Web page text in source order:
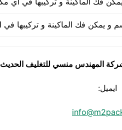
شركة المهندس منسي للتغليف الحديث
ايميل: